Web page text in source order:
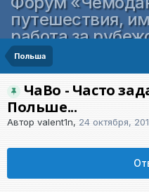
путешествия,
работа за
Польша
ЧаВо - Часто
Польше...
Автор valent1n, 24 октября,